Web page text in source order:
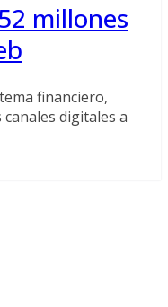
millones
financiero,
digitales a